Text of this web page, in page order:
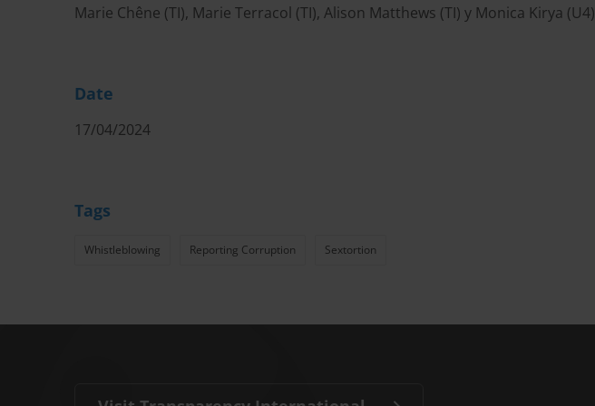
Marie Chêne (TI), Marie Terracol (TI), Alison Matthews (TI) y Monica Kirya (U4)
Date
17/04/2024
Tags
Whistleblowing Reporting Corruption Sextortion